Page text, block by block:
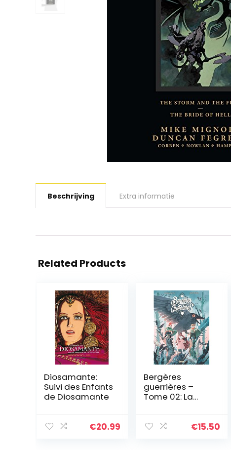
Beschrijving Extra informatie
Related Products
Diosamante:
Suivi des Enfants
de Diosamante
€20.99
Bergères
guerrières –
Tome 02: La
€15.50